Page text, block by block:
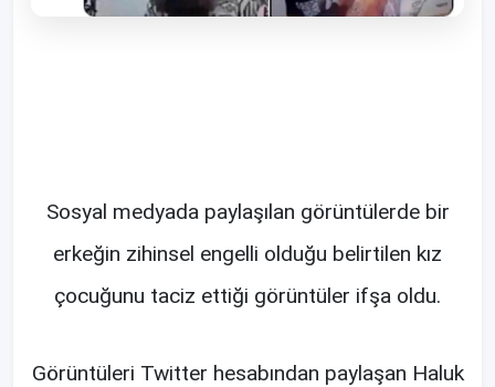
Sosyal medyada paylaşılan görüntülerde bir
erkeğin zihinsel engelli olduğu belirtilen kız
çocuğunu taciz ettiği görüntüler ifşa oldu.
Görüntüleri Twitter hesabından paylaşan Haluk